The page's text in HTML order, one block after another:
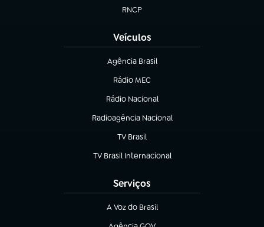
RNCP
(abre em nova aba)
Veículos
Agência Brasil
(abre em nova aba)
Rádio MEC
(abre em nova aba)
Rádio Nacional
Radioagência Nacional
(abre em nova aba)
TV Brasil
(abre em nova aba)
TV Brasil Internacional
(abre em nova aba)
Serviços
A Voz do Brasil
(abre em nova aba)